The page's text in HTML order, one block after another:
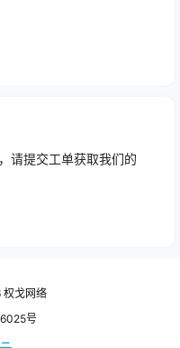
请提交工单获取我们的
权戈网络
号